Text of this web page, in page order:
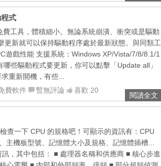
式
工具，體積細小。無論系統崩潰、衝突或是驅動
更新就可以保持驅動程序處於最新狀態。與同類工
遊戲性能 支援系統：Windows XP/Vista/7/8/8.1/1
些驅動程式要更新，你可以點擊「Update all」
重新開機，有些...
費軟件 暫無評論 喜歡 20
閱讀全文
查一下 CPU 的規格吧！可顯示的資訊有：CPU
主機板型號、記憶體大小及規格、記憶體插槽...
，其中包括： ■ 處理器名稱和供應商 ■ 核心步進